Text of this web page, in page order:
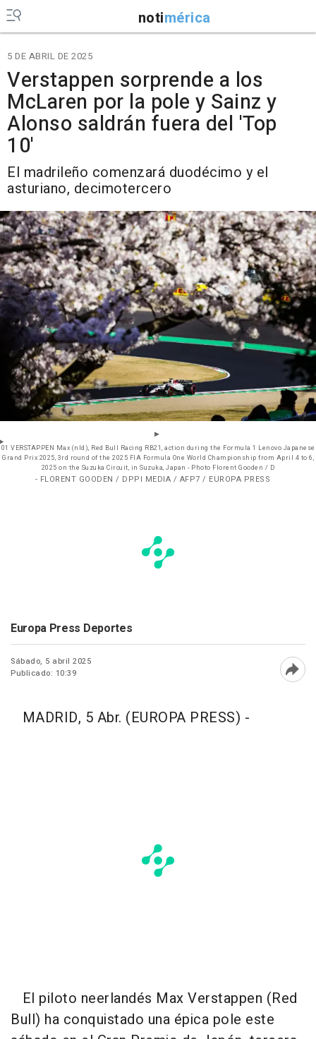
notimérica
5 DE ABRIL DE 2025
Verstappen sorprende a los
McLaren por la pole y Sainz y
Alonso saldrán fuera del 'Top
10'
El madrileño comenzará duodécimo y el
asturiano, decimotercero
01 VERSTAPPEN Max (nld), Red Bull Racing RB21, action during the Formula 1 Lenovo Japanese
Grand Prix 2025, 3rd round of the 2025 FIA Formula One World Championship from April 4 to 6,
2025 on the Suzuka Circuit, in Suzuka, Japan - Photo Florent Gooden / D
- FLORENT GOODEN / DPPI MEDIA / AFP7 / EUROPA PRESS
Europa Press Deportes
Sábado, 5 abril 2025
Publicado: 10:39
MADRID, 5 Abr. (EUROPA PRESS) -
El piloto neerlandés Max Verstappen (Red
Bull) ha conquistado una épica pole este